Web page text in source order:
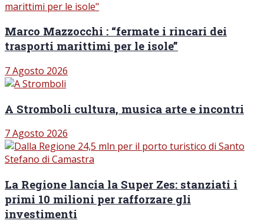
Marco Mazzocchi : “fermate i rincari dei
trasporti marittimi per le isole”
7 Agosto 2026
A Stromboli cultura, musica arte e incontri
7 Agosto 2026
La Regione lancia la Super Zes: stanziati i
primi 10 milioni per rafforzare gli
investimenti